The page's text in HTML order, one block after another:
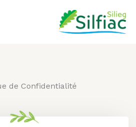
de Confidentialité